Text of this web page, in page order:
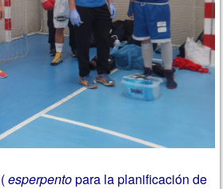
esperpentopara la planificación de